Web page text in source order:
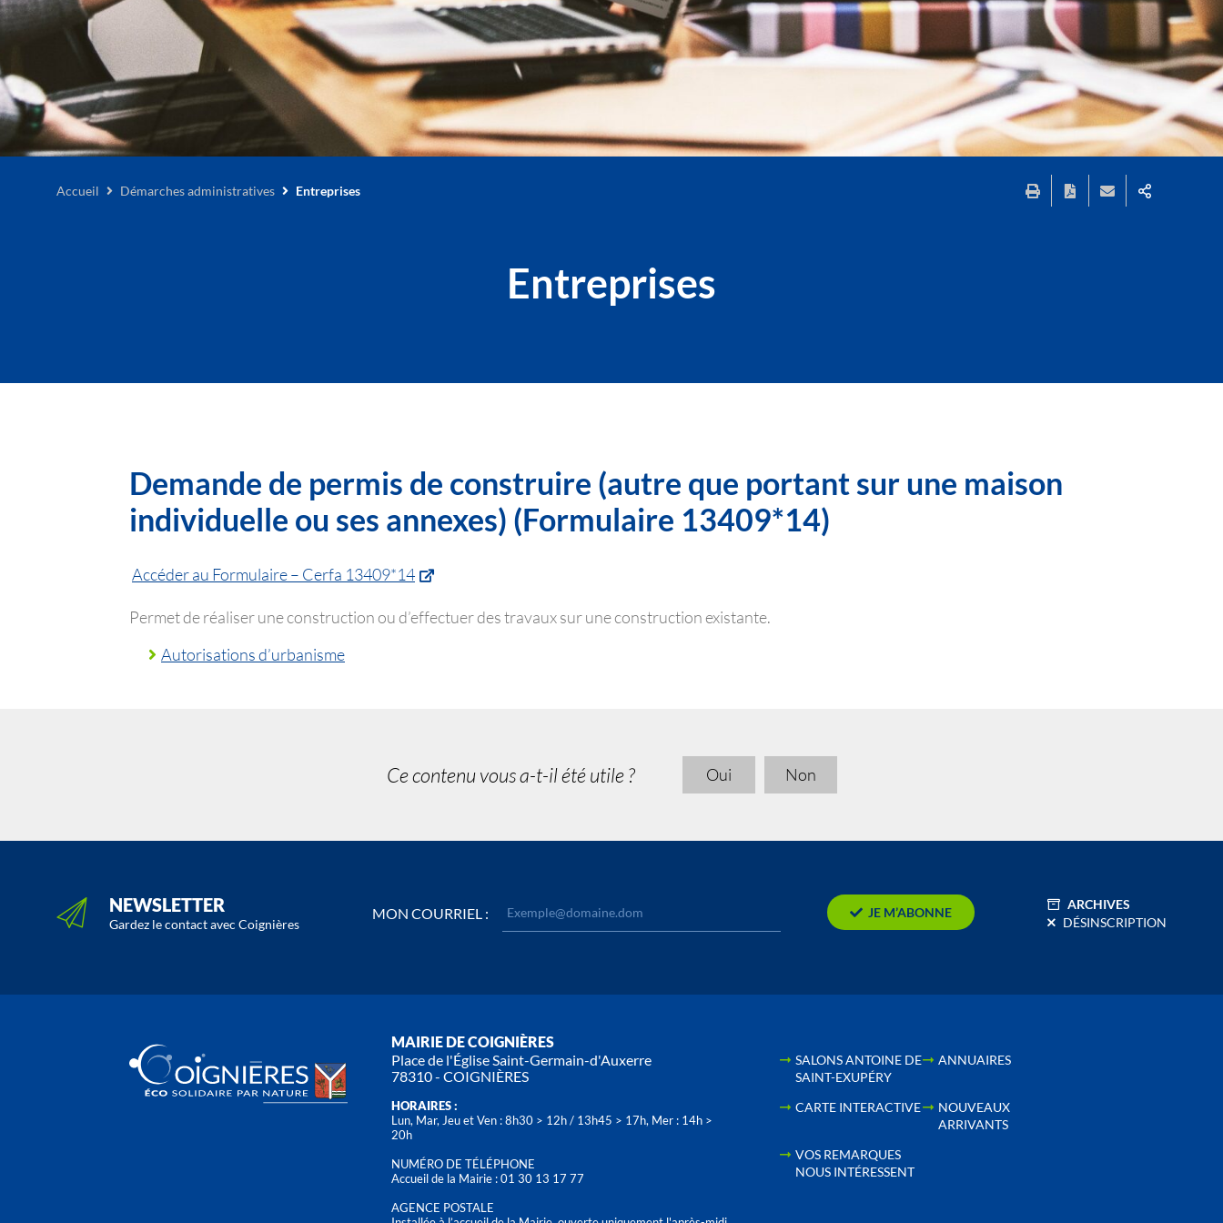
Accueil Démarches administratives Entreprises
Entreprises
Demande de permis de construire (autre que portant sur une maison
individuelle ou ses annexes) (Formulaire 13409*14)
Accéder au Formulaire – Cerfa 13409*14
Permet de réaliser une construction ou d’effectuer des travaux sur une construction existante.
Autorisations d’urbanisme
Ce contenu vous a-t-il été utile ? Oui Non
NEWSLETTER
Gardez le contact avec Coignières
MON COURRIEL : JE M’ABONNE
ARCHIVES
DÉSINSCRIPTION
MAIRIE DE COIGNIÈRES
Place de l'Église Saint-Germain-d'Auxerre
78310 - COIGNIÈRES
HORAIRES :
Lun, Mar, Jeu et Ven : 8h30 > 12h / 13h45 > 17h, Mer : 14h >
20h
NUMÉRO DE TÉLÉPHONE
Accueil de la Mairie : 01 30 13 17 77
AGENCE POSTALE
SALONS ANTOINE DE
SAINT-EXUPÉRY
ANNUAIRES
CARTE INTERACTIVE
NOUVEAUX
ARRIVANTS
VOS REMARQUES
NOUS INTÉRESSENT